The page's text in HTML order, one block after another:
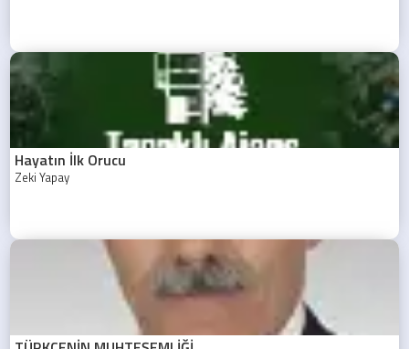
Hayatın İlk Orucu
Zeki Yapay